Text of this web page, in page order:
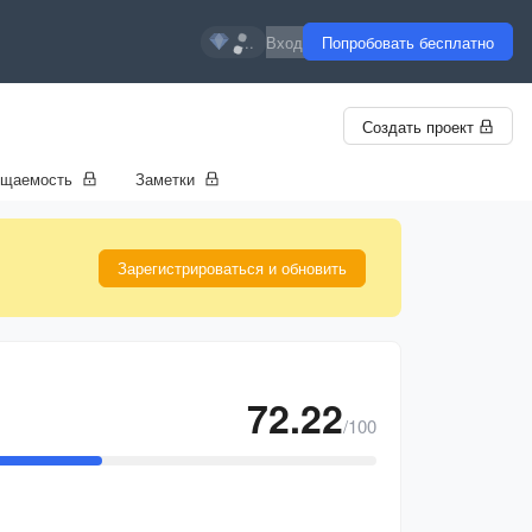
... Вход Попробовать бесплатно
Создать проект
Заметки
Зарегистрироваться и обновить
72.22/100